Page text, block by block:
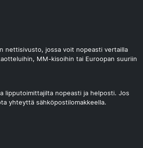
nettisivusto, jossa voit nopeasti vertailla
MM-kisoihin tai Euroopan suuriin
lipputoimittajilta nopeasti ja helposti. Jos
yhteyttä sähköpostilomakkeella.